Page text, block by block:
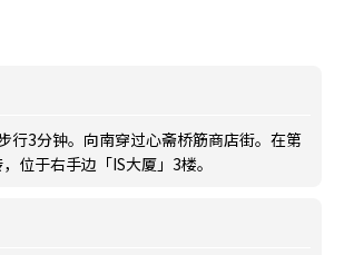
行3分钟。向南穿过心斋桥筋商店街。在第
位于右手边「IS大厦」3楼。